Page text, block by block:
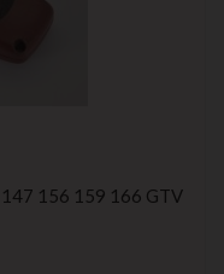
147 156 159 166 GTV